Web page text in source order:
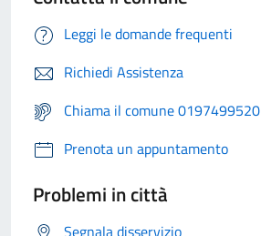
Leggi le domande frequenti
Richiedi Assistenza
Chiama il comune 0197499520
Prenota un appuntamento
Problemi in città
Segnala disservizio